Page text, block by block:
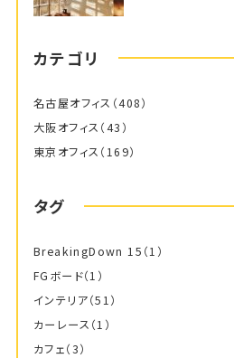
カテゴリ
名古屋オフィス （408）
大阪オフィス （43）
東京オフィス （169）
タグ
BreakingDown 15 （1）
FGボード（1）
インテリア（51）
カーレース （1）
カフェ（3）